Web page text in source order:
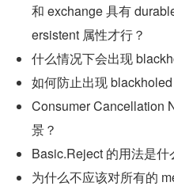
和 exchange 具有
ersistent 属性才行？
什么情况下会出现
如何防止出现 blackholed
Consumer Cancellation
景？
Basic.Reject 的用法是什
为什么不应该对所有的